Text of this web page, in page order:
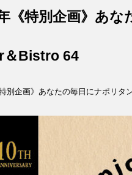
《特別企画》あ
＆Bistro 64
別企画》あなたの毎日にナポリタ